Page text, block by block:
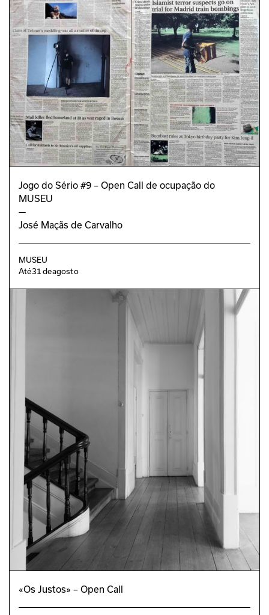
Francisco Pires e Marisa Leiria
Jogo do Sério #9 – Open Call de ocupação do
MUSEU
—
José Maçãs de Carvalho
MUSEU
Até31deagosto
«Os Justos» – Open Call